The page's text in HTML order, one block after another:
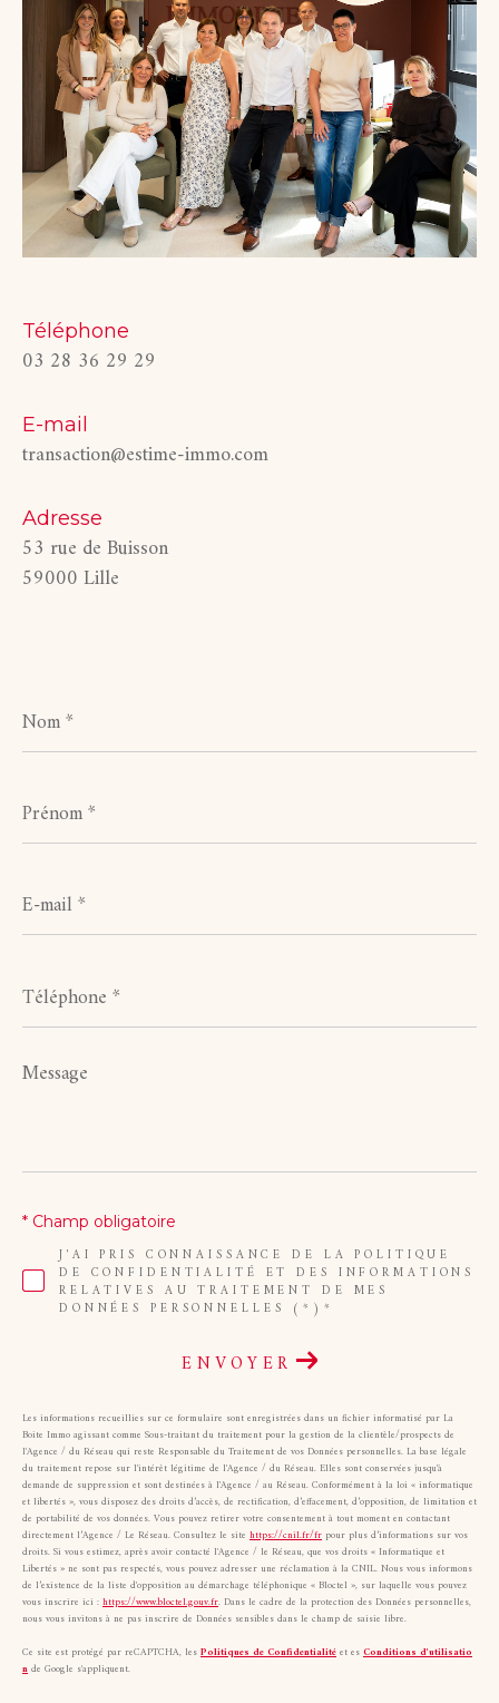
Téléphone
03 28 36 29 29
E-mail
transaction@estime-immo.com
Adresse
53 rue de Buisson
59000 Lille
*
*
mail
*
Message
*
J'AI PRIS CONNAISSANCE DE LA POLITIQUE
DE CONFIDENTIALITÉ ET DES INFORMATIONS
RELATIVES AU TRAITEMENT DE MES
DONNÉES PERSONNELLES (*)*
* Champ obligatoire
ENVOYER
Les informations recueillies sur ce formulaire sont enregistrées dans un fichier informatisé par La
Boite Immo agissant comme Sous-traitant du traitement pour la gestion de la clientèle/prospects de
l'Agence / du Réseau qui reste Responsable du Traitement de vos Données personnelles. La base légale
du traitement repose sur l'intérêt légitime de l'Agence / du Réseau. Elles sont conservées jusqu'à
demande de suppression et sont destinées à l'Agence / au Réseau. Conformément à la loi « informatique
et libertés », vous disposez des droits d’accès, de rectification, d’effacement, d’opposition, de limitation et
de portabilité de vos données. Vous pouvez retirer votre consentement à tout moment en contactant
directement l’Agence / Le Réseau. Consultez le site https://cnil.fr/fr pour plus d’informations sur vos
droits. Si vous estimez, après avoir contacté l'Agence / le Réseau, que vos droits « Informatique et
Libertés » ne sont pas respectés, vous pouvez adresser une réclamation à la CNIL. Nous vous informons
de l’existence de la liste d'opposition au démarchage téléphonique « Bloctel », sur laquelle vous pouvez
vous inscrire ici :https://www.bloctel.gouv.fr. Dans le cadre de la protection des Données personnelles,
nous vous invitons à ne pas inscrire de Données sensibles dans le champ de saisie libre.
Ce site est protégé par reCAPTCHA, lesPolitiques de Confidentialitéet esConditions d'utilisatio
nde Google s'appliquent.